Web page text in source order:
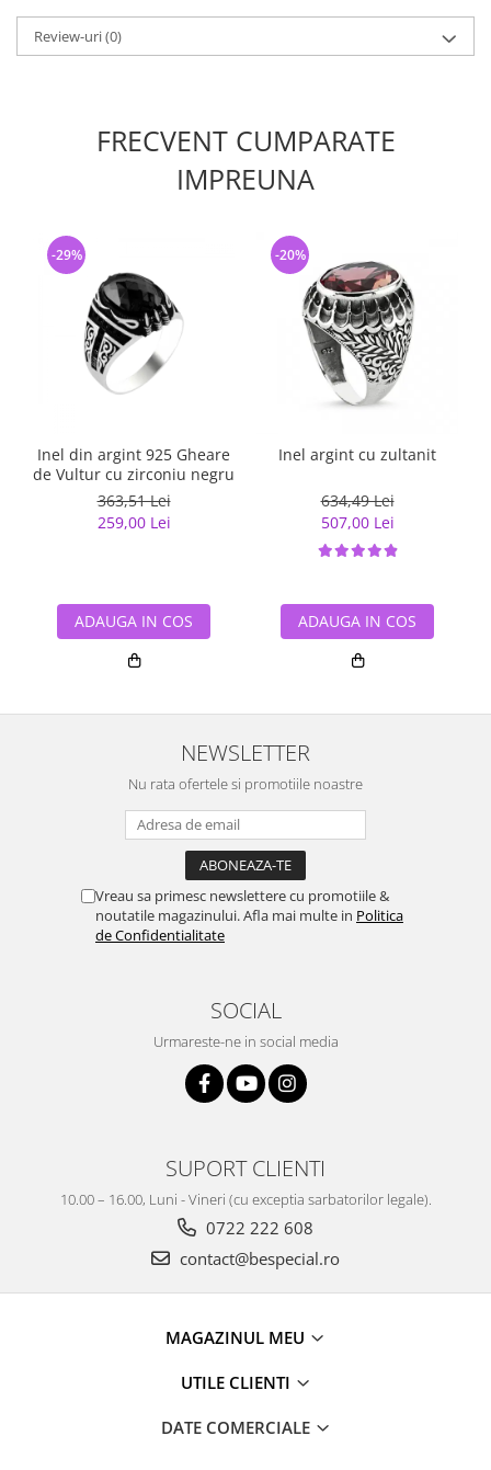
Review-uri(0)
FRECVENT CUMPARATE
IMPREUNA
Inel din argint 925 Gheare
de Vultur cu zirconiu negru
363,51 Lei
259,00 Lei
-29%
ADAUGA IN COS
Inel argint cu zultanit
634,49 Lei
507,00 Lei
-20%
ADAUGA IN COS
NEWSLETTER
Nu rata ofertele si promotiile noastre
Vreau sa primesc newslettere cu promotiile &
noutatile magazinului. Afla mai multe in Politica
de Confidentialitate
SOCIAL
Urmareste-ne in social media
SUPORT CLIENTI
10.00 – 16.00, Luni - Vineri (cu exceptia sarbatorilor legale).
0722 222 608
contact@bespecial.ro
MAGAZINUL MEU
UTILE CLIENTI
DATE COMERCIALE